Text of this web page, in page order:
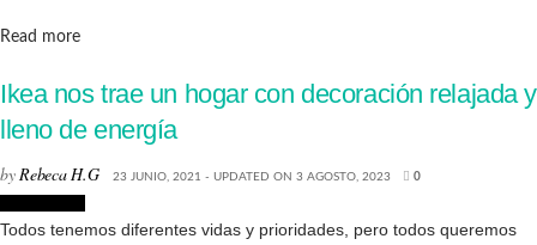
Read moreDetails
Ikea nos trae un hogar con decoración relajada y
lleno de energía
byRebeca H.G 23 JUNIO, 2021 - UPDATED ON 3 AGOSTO, 2023 0
Todos tenemos diferentes vidas y prioridades, pero todos queremos